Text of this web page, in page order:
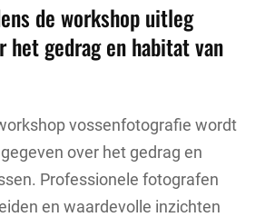
de workshop uitleg
het gedrag en habitat van
vossenfotografie wordt
over het gedrag en
Professionele fotografen
en waardevolle inzichten